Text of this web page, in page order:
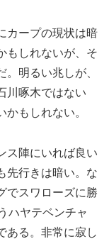
カープの現状は暗
もしれないが、そ
明るい兆しが、
川啄木ではない
もしれない。
ス陣にいれば良い
先行きは暗い。な
でスワローズに勝
ハヤテベンチャ
ある。非常に寂し